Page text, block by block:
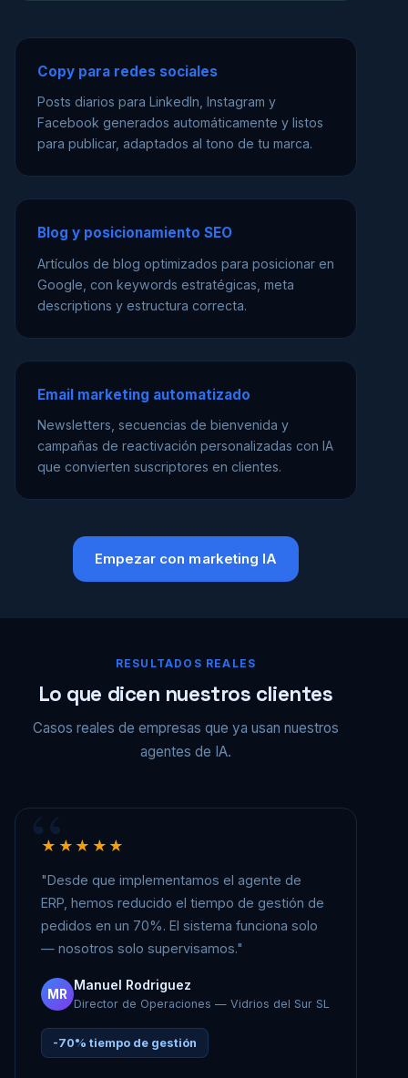
Copy para redes sociales
Posts diarios para LinkedIn, Instagram y
Facebook generados automáticamente y listos
para publicar, adaptados al tono de tu marca.
Blog y posicionamiento SEO
Artículos de blog optimizados para posicionar en
Google, con keywords estratégicas, meta
descriptions y estructura correcta.
Email marketing automatizado
Newsletters, secuencias de bienvenida y
campañas de reactivación personalizadas con IA
que convierten suscriptores en clientes.
Empezar con marketing IA
RESULTADOS REALES
Lo que dicen nuestros clientes
Casos reales de empresas que ya usan nuestros
agentes de IA.
★★★★★
"Desde que implementamos el agente de
ERP, hemos reducido el tiempo de gestión de
pedidos en un 70%. El sistema funciona solo
— nosotros solo supervisamos."
MR
Manuel Rodriguez
Director de Operaciones — Vidrios del Sur SL
-70% tiempo de gestión